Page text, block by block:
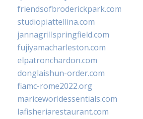
friendsofbroderickpark.com
studiopiattellina.com
jannagrillspringfield.com
fujiyamacharleston.com
elpatronchardon.com
donglaishun-order.com
fiamc-rome2022.org
mariceworldessentials.com
lafisheriarestaurant.com